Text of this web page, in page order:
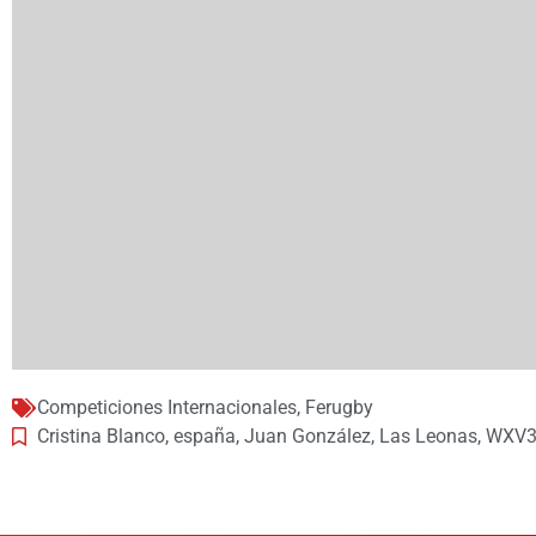
Competiciones Internacionales, Ferugby
Cristina Blanco, españa, Juan González, Las Leonas, WXV3